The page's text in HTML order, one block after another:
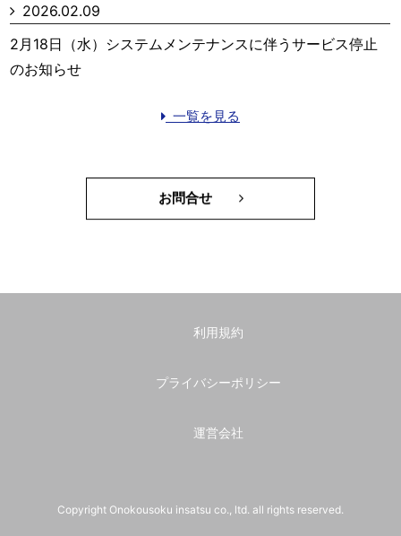
2026.02.09
2月18日（水）システムメンテナンスに伴うサービス停止
のお知らせ
一覧を見る
お問合せ
利用規約
プライバシーポリシー
運営会社
Copyright Onokousoku insatsu co., ltd. all rights reserved.